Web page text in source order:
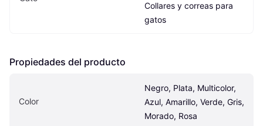
Collares y correas para
gatos
Propiedades del producto
Color
Negro, Plata, Multicolor,
Azul, Amarillo, Verde, Gris,
Morado, Rosa